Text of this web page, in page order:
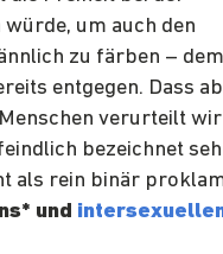
um auch den
zu färben –
entgegen. Dass
verurteilt
bezeichnet
als rein binär
und